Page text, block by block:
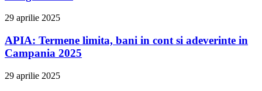
29 aprilie 2025
APIA: Termene limita, bani in cont si adeverinte in
Campania 2025
29 aprilie 2025